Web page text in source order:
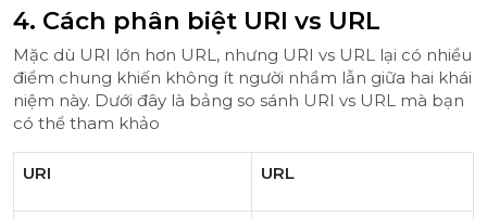
4. Cách phân biệt URI vs URL
Mặc dù URI lớn hơn URL, nhưng URI vs URL lại có nhiều
điểm chung khiến không ít người nhầm lẫn giữa hai khái
niệm này. Dưới đây là bảng so sánh URI vs URL mà bạn
có thể tham khảo
URI URL